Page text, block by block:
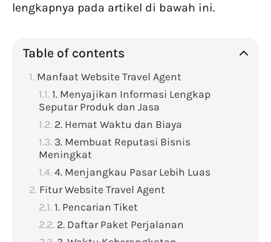
lengkapnya pada artikel di bawah ini.
Table of contents
Manfaat Website Travel Agent
1. Menyajikan Informasi Lengkap
Seputar Produk dan Jasa
2. Hemat Waktu dan Biaya
3. Membuat Reputasi Bisnis
Meningkat
4. Menjangkau Pasar Lebih Luas
Fitur Website Travel Agent
1. Pencarian Tiket
2. Daftar Paket Perjalanan